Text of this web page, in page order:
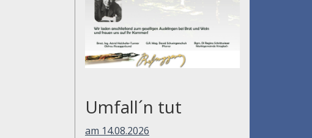
Umfall´n tut
am 14.08.2026